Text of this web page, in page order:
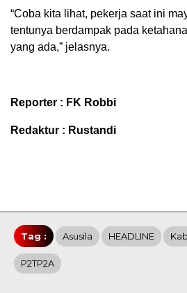
“Coba kita lihat, pekerja saat ini
tentunya berdampak pada
yang ada,” jelasnya.
Reporter : FK Robbi
Redaktur : Rustandi
Tag : Asusila HEADLINE
P2TP2A